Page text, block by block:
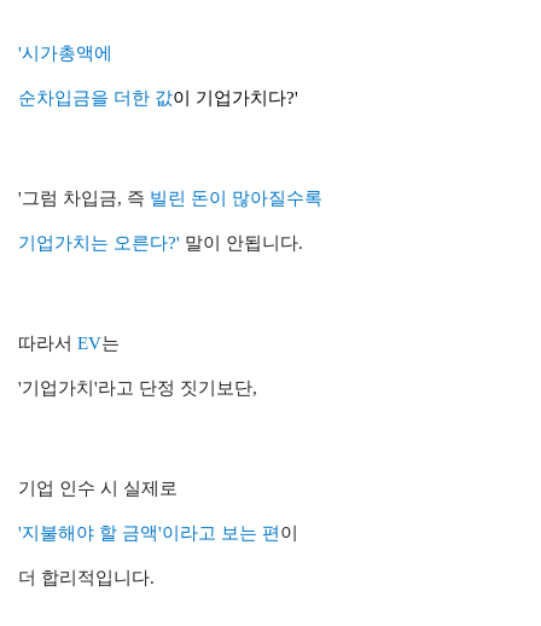
'시가총액에
순차입금을 더한 값이 기업가치다?'
'그럼 차입금, 즉 빌린 돈이 많아질수록
기업가치는 오른다?' 말이 안됩니다.
따라서 EV는
'기업가치'라고 단정 짓기보단,
기업 인수 시 실제로
'지불해야 할 금액'이라고 보는 편 이
더 합리적입니다.